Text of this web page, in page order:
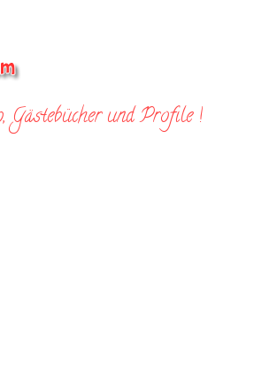
Gästebücher und Profile !